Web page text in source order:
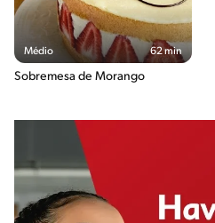
Médio 62 min
Sobremesa de Morango